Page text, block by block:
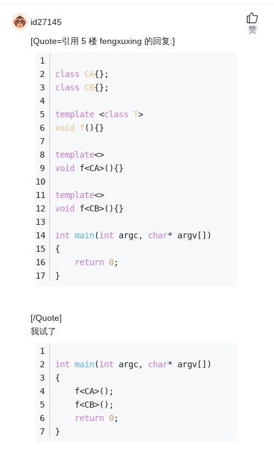
id27145
[Quote=引用 5 楼 fengxuxing 的回复:]
class CA{};
class
CB{};
template <class T>
void
f(){}
template<>
void f<CA>(){}
template<>
void f<CB>(){}
int main(int argc, char* argv[])
{
return 0;
}
[/Quote]
我试了
int main(int argc, char* argv[])
{
	f<CA>();
	f<CB>();
return 0;
}
赞